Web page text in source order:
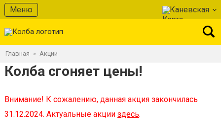
Меню Каневская
Главная » Акции
Колба сгоняет цены!
Внимание! К сожалению, данная акция закончилась
31.12.2024. Актуальные акции здесь.